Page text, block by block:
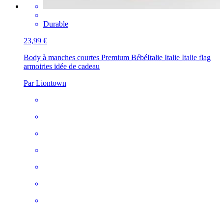
Durable
23,99 €
Body à manches courtes Premium BébéItalie Italie Italie flag
armoiries idée de cadeau
Par Liontown